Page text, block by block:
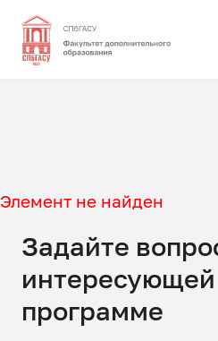
Элемент не найден
Задайте
программе